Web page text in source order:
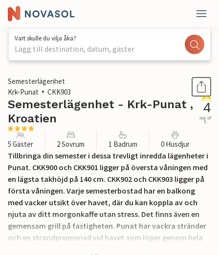
Vart skulle du vilja åka?
Lägg till destination, datum, gäster
1 / 22
Semesterlägenhet
Krk-Punat
CKK903
Semesterlägenhet - Krk-Punat ,
Kroatien
4
out of
5
5 Gäster 2 Sovrum 1 Badrum 0 Husdjur
Tillbringa din semester i dessa trevligt inredda lägenheter i
Punat. CKK900 och CKK901 ligger på översta våningen med
en lägsta takhöjd på 140 cm. CKK902 och CKK903 ligger på
första våningen. Varje semesterbostad har en balkong
med vacker utsikt över havet, där du kan koppla av och
njuta av ditt morgonkaffe utan stress. Det finns även en
gemensam grill på fastigheten. Punat har vackra stränder
och en strandpromenad vid havet som löper genom hela